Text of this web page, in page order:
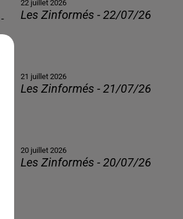
22 juillet 2026
Les Zinformés - 22/07/26
21 juillet 2026
Les Zinformés - 21/07/26
20 juillet 2026
Les Zinformés - 20/07/26